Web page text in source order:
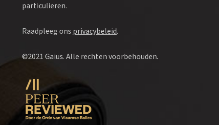
particulieren.
Raadpleeg ons privacybeleid.
©2021 Gaius. Alle rechten voorbehouden.